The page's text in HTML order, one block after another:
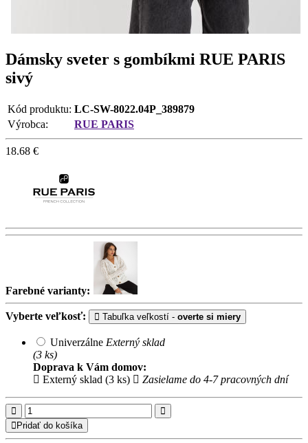
Dámsky sveter s gombíkmi RUE PARIS
sivý
Kód produktu: LC-SW-8022.04P_389879
Výrobca:
RUE PARIS
18.68 €
Farebné varianty:
Vyberte veľkosť: Tabuľka veľkostí - overte si miery
Univerzálne Externý sklad
(3 ks)
Doprava k Vám domov:
Externý sklad (3 ks)
Zasielame do 4-7 pracovných dní
Pridať do košíka